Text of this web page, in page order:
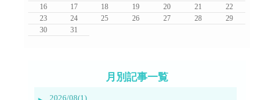
16
17 18 19 20 21
22
23
24 25 26 27 28
29
30
31
月別記事一覧
2026/08(1)